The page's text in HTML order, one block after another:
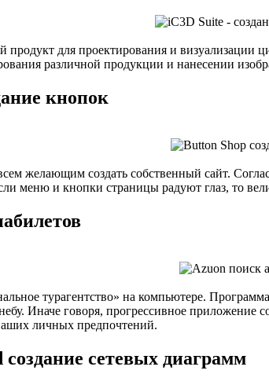
продукт для проектирования и визуализации
различной продукции и нанесении
кнопок
желающим создать собственный сайт.
меню и кнопки страницы радуют глаз, то
турагентство» на компьютере.
Иначе говоря, прогрессивное приложение
личных предпочтений.
сетевых диаграмм